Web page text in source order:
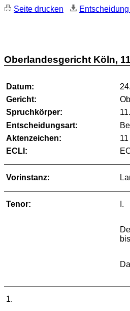
Seite drucken
Oberlandesgericht Köln,
Datum:
Gericht:
Spruchkörper:
Entscheidungsart:
Aktenzeichen:
ECLI:
Vorinstanz:
Tenor: I.
1.